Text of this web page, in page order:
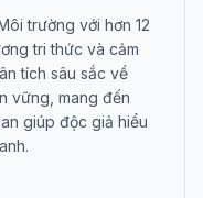
trường với hơn 12
tri thức và cảm
tích sâu sắc về
vững, mang đến
giúp độc giả hiểu